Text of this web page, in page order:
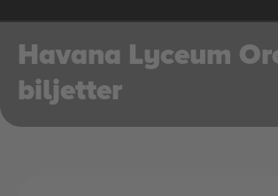
Havana Lyceum
biljetter